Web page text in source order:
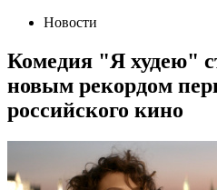
Новости
Комедия "Я худею"
новым рекордом
российского кино